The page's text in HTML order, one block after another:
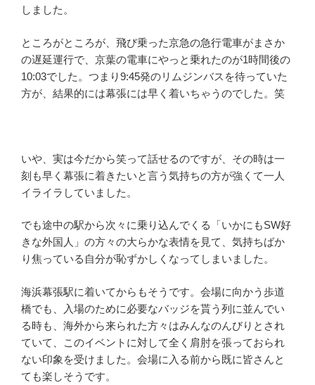
しました。
ところがところが、飛び乗った京急の急行電車がまさか
の遅延運行で、京葉の電車にやっと乗れたのが1時間後の
10:03でした。つまり9:45発のリムジンバスを待っていた
方が、結果的には幕張には早く着いちゃうのでした。笑
いや、実は今だから笑って話せるのですが、その時は一
刻も早く幕張に着きたいと言う気持ちの方が強くて一人
イライラしていました。
でも途中の駅から次々に乗り込んでくる「いかにもSW好
きな外国人」の方々の大らかな表情を見て、気持ちばか
り焦っている自分が恥ずかしくなってしまいました。
海浜幕張駅に着いてからもそうです。会場に向かう歩道
橋でも、入場のために必要なバッジを貰う列に並んでい
る時も、海外から来られた方々はみんなのんびりとされ
ていて、このイベントに対して全く肩肘を張っておられ
ない印象を受けました。会場に入る前から既に皆さんと
ても楽しそうです。